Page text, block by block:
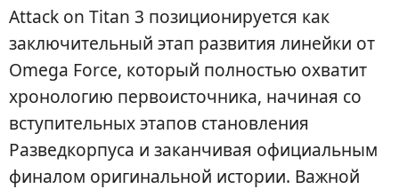
Attack on Titan 3 позиционируется как
заключительный этап развития линейки от
Omega Force, который полностью охватит
хронологию первоисточника, начиная со
вступительных этапов становления
Разведкорпуса и заканчивая официальным
финалом оригинальной истории. Важной